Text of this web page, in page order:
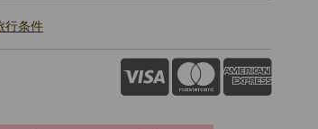
行条件